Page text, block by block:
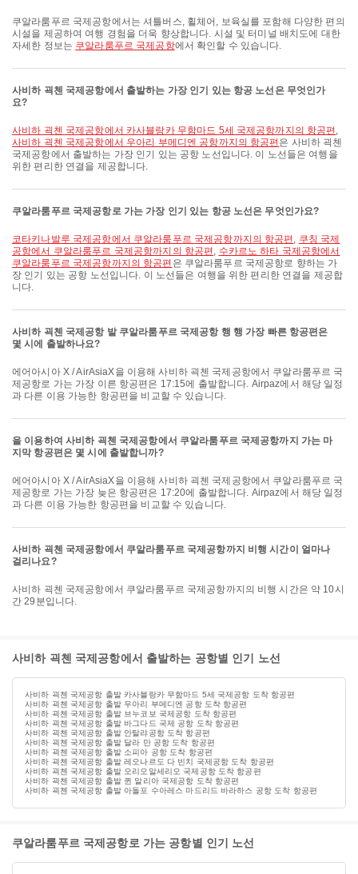
쿠알라룸푸르 국제공항에서는 셔틀버스, 휠체어, 보육실를 포함해 다양한 편의
시설을 제공하여 여행 경험을 더욱 향상합니다. 시설 및 터미널 배치도에 대한
자세한 정보는 쿠알라룸푸르 국제공항에서 확인할 수 있습니다.
사비하 괵첸 국제공항에서 출발하는 가장 인기 있는 항공 노선은 무엇인가
요?
사비하 괵첸 국제공항에서 카사블랑카 무함마드 5세 국제공항까지의 항공편 ,
사비하 괵첸 국제공항에서 우아리 부메디엔 공항까지의 항공편 은 사비하 괵첸
국제공항에서 출발하는 가장 인기 있는 공항 노선입니다. 이 노선들은 여행을
위한 편리한 연결을 제공합니다.
쿠알라룸푸르 국제공항로 가는 가장 인기 있는 항공 노선은 무엇인가요?
코타키나발루 국제공항에서 쿠알라룸푸르 국제공항까지의 항공편 , 쿠칭 국제
공항에서 쿠알라룸푸르 국제공항까지의 항공편 , 수카르노 하타 국제공항에서
쿠알라룸푸르 국제공항까지의 항공편 은 쿠알라룸푸르 국제공항로 향하는 가
장 인기 있는 공항 노선입니다. 이 노선들은 여행을 위한 편리한 연결을 제공합
니다.
사비하 괵첸 국제공항 발 쿠알라룸푸르 국제공항 행 행 가장 빠른 항공편은
몇 시에 출발하나요?
에어아시아 X / AirAsiaX을 이용해 사비하 괵첸 국제공항에서 쿠알라룸푸르 국
제공항로 가는 가장 이른 항공편은 17:15에 출발합니다. Airpaz에서 해당 일정
과 다른 이용 가능한 항공편을 비교할 수 있습니다.
을 이용하여 사비하 괵첸 국제공항에서 쿠알라룸푸르 국제공항까지 가는 마
지막 항공편은 몇 시에 출발합니까?
에어아시아 X / AirAsiaX을 이용해 사비하 괵첸 국제공항에서 쿠알라룸푸르 국
제공항로 가는 가장 늦은 항공편은 17:20에 출발합니다. Airpaz에서 해당 일정
과 다른 이용 가능한 항공편을 비교할 수 있습니다.
사비하 괵첸 국제공항에서 쿠알라룸푸르 국제공항까지 비행 시간이 얼마나
걸리나요?
사비하 괵첸 국제공항에서 쿠알라룸푸르 국제공항까지의 비행 시간은 약 10시
간 29분입니다.
사비하 괵첸 국제공항에서 출발하는 공항별 인기 노선
사비하 괵첸 국제공항 출발 카사블랑카 무함마드 5세 국제공항 도착 항공편
사비하 괵첸 국제공항 출발 우아리 부메디엔 공항 도착 항공편
사비하 괵첸 국제공항 출발 브누코보 국제공항 도착 항공편
사비하 괵첸 국제공항 출발 바그다드 국제 공항 도착 항공편
사비하 괵첸 국제공항 출발 안탈랴공항 도착 항공편
사비하 괵첸 국제공항 출발 달라 만 공항 도착 항공편
사비하 괵첸 국제공항 출발 소피아 공항 도착 항공편
사비하 괵첸 국제공항 출발 레오나르도 다 빈치 국제공항 도착 항공편
사비하 괵첸 국제공항 출발 오리오알세리오 국제공항 도착 항공편
사비하 괵첸 국제공항 출발 퀸 알리아 국제공항 도착 항공편
사비하 괵첸 국제공항 출발 아돌포 수아레스 마드리드 바라하스 공항 도착 항공편
쿠알라룸푸르 국제공항로 가는 공항별 인기 노선